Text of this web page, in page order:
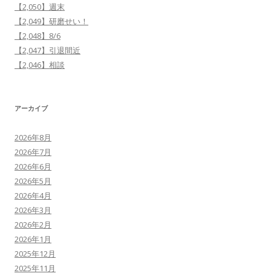
【2,050】週末
【2,049】研磨せい！
【2,048】8/6
【2,047】引退間近
【2,046】相談
アーカイブ
2026年8月
2026年7月
2026年6月
2026年5月
2026年4月
2026年3月
2026年2月
2026年1月
2025年12月
2025年11月